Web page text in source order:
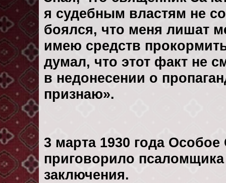
я судебным властям не
боялся, что меня лишат
имею средств
думал, что этот факт не
в недонесении о
признаю».
3 марта 1930 года
приговорило
заключения.